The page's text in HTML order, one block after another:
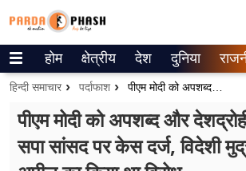
Trending on Google News
ePaper
वेब स्टोरीज
होम क्षेत्रीय देश दुनिया
हिन्दी समाचार पर्दाफाश
पीएम मोदी को अपशब्द और
सपा सांसद पर केस दर्ज, विदेशी